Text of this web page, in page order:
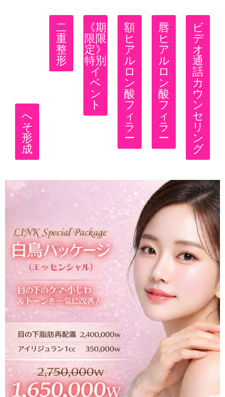
へ
そ
形
成
二
重
整
形
《期
限限
定》
特別
イ
ベ
ン
ト
額
ヒ
ア
ル
ロ
ン
酸
フ
ィ
ラ
ー
唇
ヒ
ア
ル
ロ
ン
酸
フ
ィ
ラ
ー
ビ
デ
オ
通
話
カ
ウ
ン
セ
リ
ン
グ